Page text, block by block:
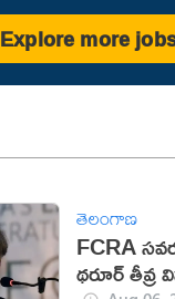
Explore more
తెలంగాణ
FCRA
థరూర్ తీవ్ర